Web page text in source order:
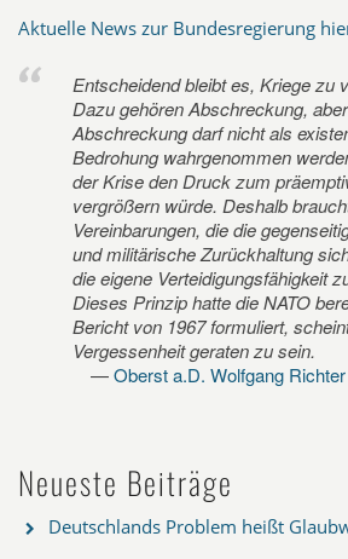
Aktuelle News zur Bundesregierung
Entscheidend bleibt es, Kriege zu
Dazu gehören Abschreckung,
Abschreckung darf nicht als
Bedrohung wahrgenommen
der Krise den Druck zum
vergrößern würde. Deshalb
Vereinbarungen, die die
und militärische Zurückhaltung
die eigene Verteidigungsfähigkeit
Dieses Prinzip hatte die NATO
Bericht von 1967 formuliert,
Vergessenheit geraten zu sein.
Oberst a.D. Wolfgang
Neueste Beiträge
Deutschlands Problem heißt